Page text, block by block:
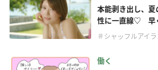
本能剥き出し、
性に一直線♡ 早
＃シャッフルアイ
働く